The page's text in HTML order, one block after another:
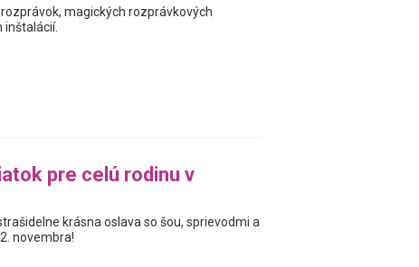
magických rozprávkových
inštalácií.
pre celú rodinu v
krásna oslava so šou, sprievodmi a
novembra!